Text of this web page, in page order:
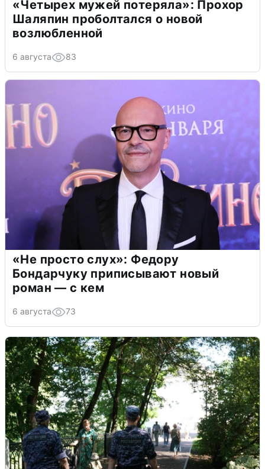
«Четырех мужей потеряла»: Прохор
Шаляпин проболтался о новой
возлюбленной
6 августа 83
«Не просто слух»: Федору
Бондарчуку приписывают новый
роман — с кем
6 августа 73